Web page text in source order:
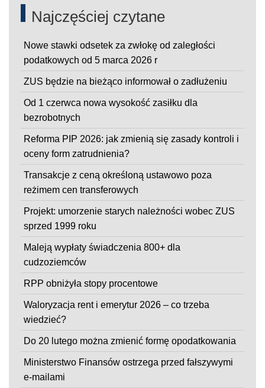
Najczęściej czytane
Nowe stawki odsetek za zwłokę od zaległości
podatkowych od 5 marca 2026 r
ZUS będzie na bieżąco informował o zadłużeniu
Od 1 czerwca nowa wysokość zasiłku dla
bezrobotnych
Reforma PIP 2026: jak zmienią się zasady kontroli i
oceny form zatrudnienia?
Transakcje z ceną określoną ustawowo poza
reżimem cen transferowych
Projekt: umorzenie starych należności wobec ZUS
sprzed 1999 roku
Maleją wypłaty świadczenia 800+ dla
cudzoziemców
RPP obniżyła stopy procentowe
Waloryzacja rent i emerytur 2026 – co trzeba
wiedzieć?
Do 20 lutego można zmienić formę opodatkowania
Ministerstwo Finansów ostrzega przed fałszywymi
e-mailami